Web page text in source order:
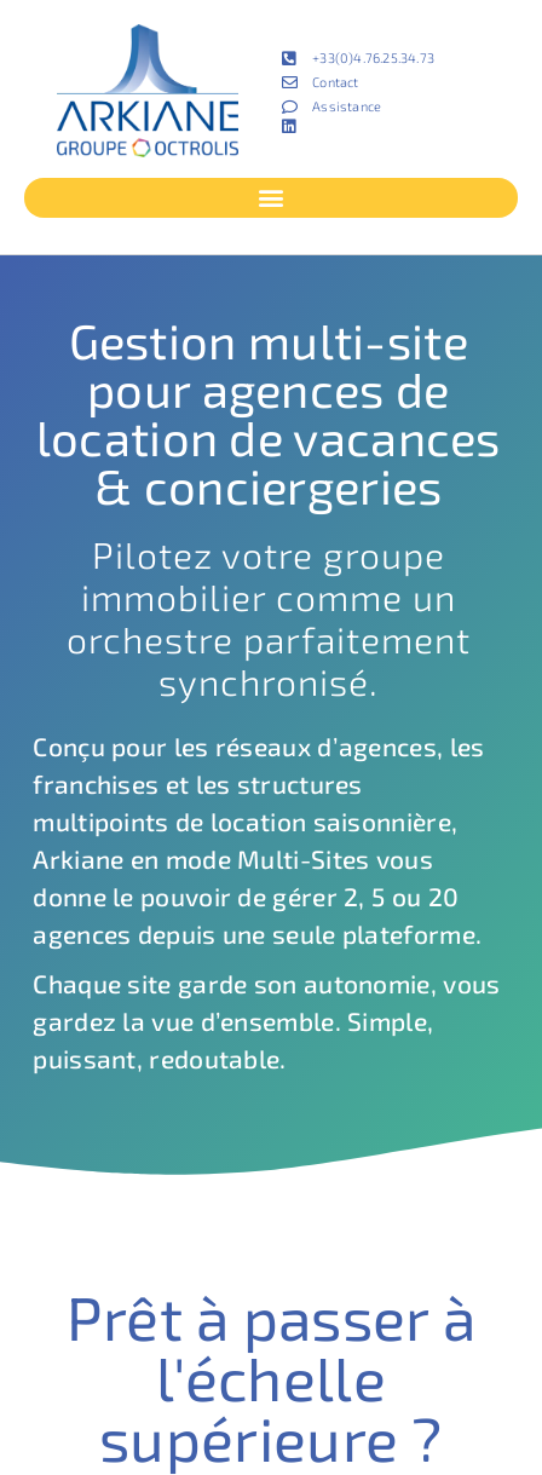
+33(0)4.76.25.34.73
Contact
Assistance
Gestion multi-site
pour agences de
location de vacances
& conciergeries
Pilotez votre groupe
immobilier comme un
orchestre parfaitement
synchronisé.
Conçu pour les réseaux d’agences, les
franchises et les structures
multipoints de location saisonnière,
Arkiane en mode Multi-Sites vous
donne le pouvoir de gérer 2, 5 ou 20
agences depuis une seule plateforme.
Chaque site garde son autonomie, vous
gardez la vue d’ensemble. Simple,
puissant, redoutable.
Prêt à passer à
l'échelle
supérieure ?